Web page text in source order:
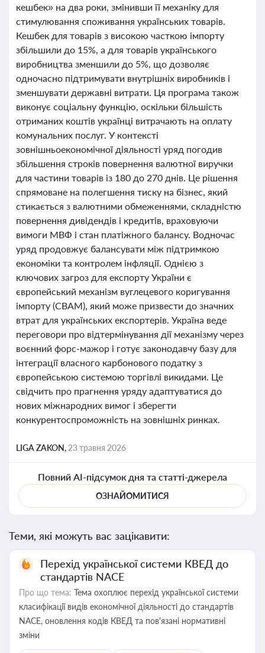
кешбек» на два роки, змінивши її механіку для
стимулювання споживання українських товарів.
Кешбек для товарів з високою часткою імпорту
збільшили до 15%, а для товарів українського
виробництва зменшили до 5%, що дозволяє
одночасно підтримувати внутрішніх виробників і
зменшувати державні витрати. Ця програма також
виконує соціальну функцію, оскільки більшість
отриманих коштів українці витрачають на оплату
комунальних послуг. У контексті
зовнішньоекономічної діяльності уряд погодив
збільшення строків повернення валютної виручки
для частини товарів із 180 до 270 днів. Це рішення
спрямоване на полегшення тиску на бізнес, який
стикається з валютними обмеженнями, складністю
повернення дивідендів і кредитів, враховуючи
вимоги МВФ і стан платіжного балансу. Водночас
уряд продовжує балансувати між підтримкою
економіки та контролем інфляції. Однією з
ключових загроз для експорту України є
європейський механізм вуглецевого коригування
імпорту (CBAM), який може призвести до значних
втрат для українських експортерів. Україна веде
переговори про відтермінування дії механізму через
воєнний форс-мажор і готує законодавчу базу для
інтеграції власного карбонового податку з
європейською системою торгівлі викидами. Це
свідчить про прагнення уряду адаптуватися до
нових міжнародних вимог і зберегти
конкурентоспроможність на зовнішніх ринках.
LIGA ZAKON, 23 травня 2026
Повний AI-підсумок дня та статті-джерела
ОЗНАЙОМИТИСЯ
Теми, які можуть вас зацікавити:
Перехід української системи КВЕД до
стандартів NACE
Про що тема: Тема охоплює перехід української системи
класифікації видів економічної діяльності до стандартів
NACE, оновлення кодів КВЕД та пов'язані нормативні
зміни